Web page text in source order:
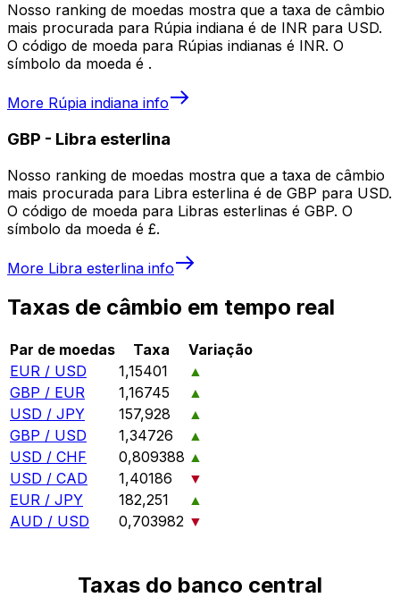
Nosso ranking de moedas mostra que a taxa de câmbio
mais procurada para Rúpia indiana é de INR para USD.
O código de moeda para Rúpias indianas é INR. O
símbolo da moeda é ₹.
More Rúpia indiana info
GBP - Libra esterlina
Nosso ranking de moedas mostra que a taxa de câmbio
mais procurada para Libra esterlina é de GBP para USD.
O código de moeda para Libras esterlinas é GBP. O
símbolo da moeda é £.
More Libra esterlina info
Taxas de câmbio em tempo real
Par de moedas Taxa
Variação
EUR / USD
1,15401
▲
GBP / EUR
1,16745
▲
USD / JPY
157,928
▲
GBP / USD
1,34726
▲
USD / CHF
0,809388 ▲
USD / CAD
1,40186
▼
EUR / JPY
182,251
▲
AUD / USD
0,703982 ▼
Taxas do banco central